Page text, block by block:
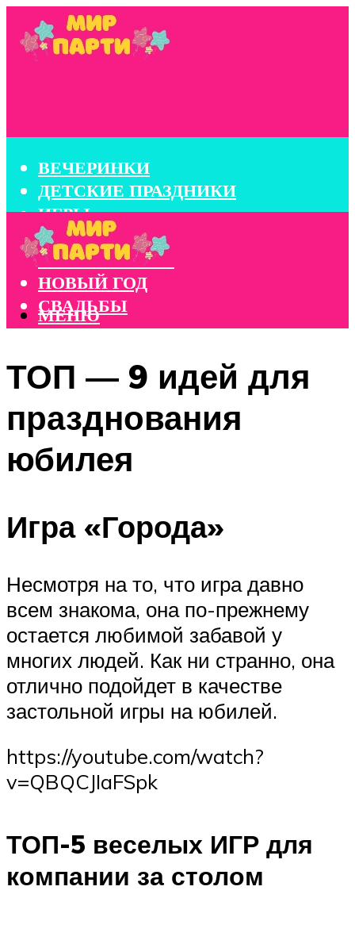
ВЕЧЕРИНКИ
ДЕТСКИЕ ПРАЗДНИКИ
ИГРЫ
КОНКУРСЫ
КОРПОРАТИВЫ
НОВЫЙ ГОД
СВАДЬБЫ
МЕНЮ
ТОП — 9 идей для
празднования
юбилея
Игра «Города»
Несмотря на то, что игра давно
всем знакома, она по-прежнему
остается любимой забавой у
многих людей. Как ни странно, она
отлично подойдет в качестве
застольной игры на юбилей.
https://youtube.com/watch?
v=QBQCJIaFSpk
ТОП-5 веселых ИГР для
компании за столом